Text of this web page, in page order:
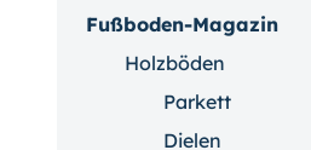
Fußboden-Magazin
Holzböden
Parkett
Dielen